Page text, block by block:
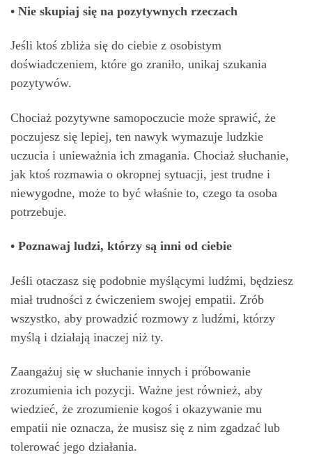
• Nie skupiaj się na pozytywnych rzeczach
Jeśli ktoś zbliża się do ciebie z osobistym
doświadczeniem, które go zraniło, unikaj szukania
pozytywów.
Chociaż pozytywne samopoczucie może sprawić, że
poczujesz się lepiej, ten nawyk wymazuje ludzkie
uczucia i unieważnia ich zmagania. Chociaż słuchanie,
jak ktoś rozmawia o okropnej sytuacji, jest trudne i
niewygodne, może to być właśnie to, czego ta osoba
potrzebuje.
• Poznawaj ludzi, którzy są inni od ciebie
Jeśli otaczasz się podobnie myślącymi ludźmi, będziesz
miał trudności z ćwiczeniem swojej empatii. Zrób
wszystko, aby prowadzić rozmowy z ludźmi, którzy
myślą i działają inaczej niż ty.
Zaangażuj się w słuchanie innych i próbowanie
zrozumienia ich pozycji. Ważne jest również, aby
wiedzieć, że zrozumienie kogoś i okazywanie mu
empatii nie oznacza, że ​​musisz się z nim zgadzać lub
tolerować jego działania.